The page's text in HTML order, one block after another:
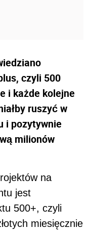
czyli 500
i każde kolejne
ruszyć w
i pozytywnie
milionów
na
jest
500+, czyli
miesięcznie